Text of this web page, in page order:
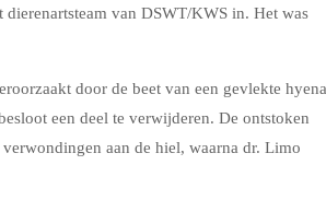
van DSWT/KWS in. Het was
door de beet van een gevlekte
een deel te verwijderen. De ontstoken
aan de hiel, waarna dr. Limo